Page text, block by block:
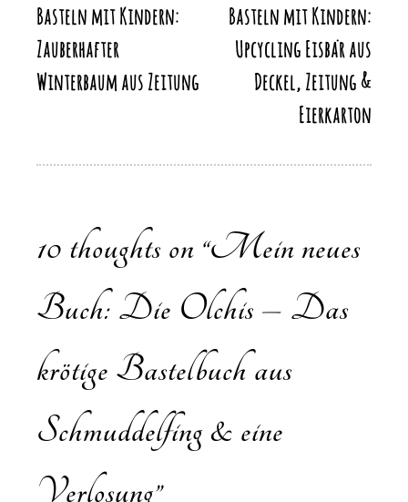
k
k
Beitragsnavigation
Basteln mit Kindern:
Zauberhafter
Winterbaum aus Zeitung
Basteln mit Kindern:
Upcycling Eisbär aus
Deckel, Zeitung &
Eierkarton
10 thoughts on “Mein neues
Buch: Die Olchis – Das
krötige Bastelbuch aus
Schmuddelfing & eine
Verlosung”